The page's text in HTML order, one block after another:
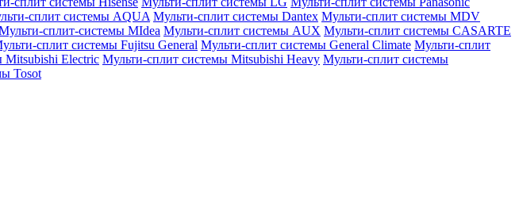
сплит системы AQUA Мульти-сплит системы Dantex Мульти-сплит системы MDV
сплит-системы MIdea Мульти-сплит системы AUX Мульти-сплит системы CASARTE
сплит системы Fujitsu General Мульти-сплит системы General Climate Мульти-сплит
Mitsubishi Electric Мульти-сплит системы Mitsubishi Heavy Мульти-сплит системы
Tosot